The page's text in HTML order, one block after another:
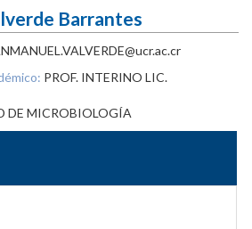
Barrantes
PROF. INTERINO LIC.
DE MICROBIOLOGÍA